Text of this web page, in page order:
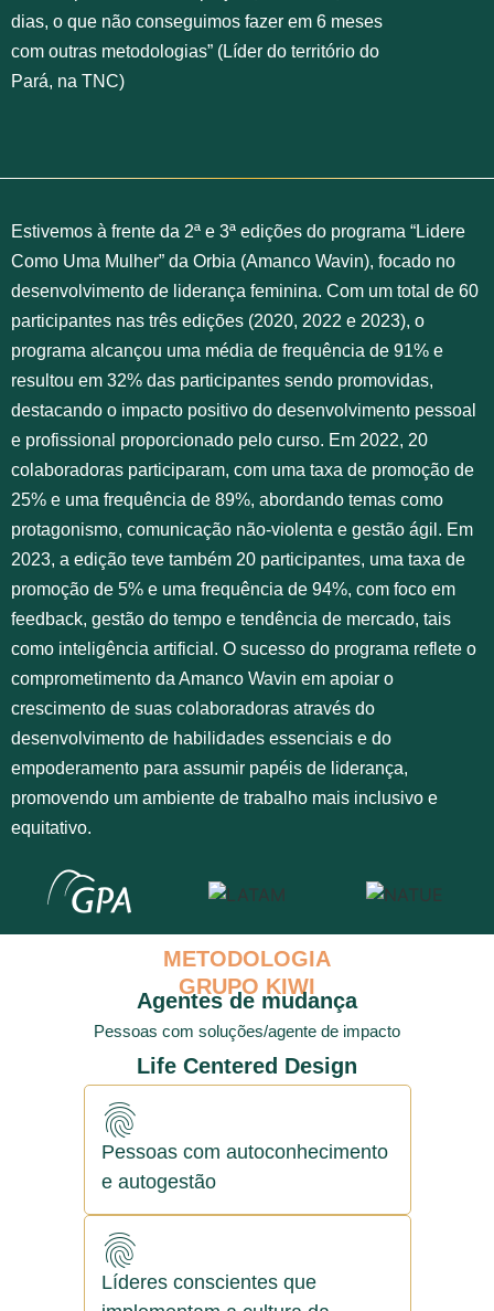
dias, o que não conseguimos fazer em 6 meses
com outras metodologias” (Líder do território do
Pará, na TNC)
Estivemos à frente da 2ª e 3ª edições do programa “Lidere
Como Uma Mulher” da Orbia (Amanco Wavin), focado no
desenvolvimento de liderança feminina. Com um total de 60
participantes nas três edições (2020, 2022 e 2023), o
programa alcançou uma média de frequência de 91% e
resultou em 32% das participantes sendo promovidas,
destacando o impacto positivo do desenvolvimento pessoal
e profissional proporcionado pelo curso. Em 2022, 20
colaboradoras participaram, com uma taxa de promoção de
25% e uma frequência de 89%, abordando temas como
protagonismo, comunicação não-violenta e gestão ágil. Em
2023, a edição teve também 20 participantes, uma taxa de
promoção de 5% e uma frequência de 94%, com foco em
feedback, gestão do tempo e tendência de mercado, tais
como inteligência artificial. O sucesso do programa reflete o
comprometimento da Amanco Wavin em apoiar o
crescimento de suas colaboradoras através do
desenvolvimento de habilidades essenciais e do
empoderamento para assumir papéis de liderança,
promovendo um ambiente de trabalho mais inclusivo e
equitativo.
METODOLOGIA
GRUPO KIWI
Agentes de mudança
Pessoas com soluções/agente de impacto
Life Centered Design
Pessoas com autoconhecimento
e autogestão
Líderes conscientes que